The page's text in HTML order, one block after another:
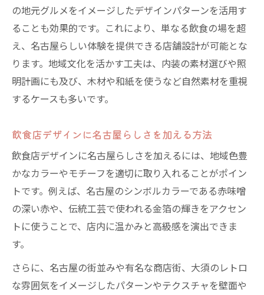
の地元グルメをイメージしたデザインパターンを活用す
ることも効果的です。これにより、単なる飲食の場を超
え、名古屋らしい体験を提供できる店舗設計が可能とな
ります。地域文化を活かす工夫は、内装の素材選びや照
明計画にも及び、木材や和紙を使うなど自然素材を重視
するケースも多いです。
飲食店デザインに名古屋らしさを加える方法
飲食店デザインに名古屋らしさを加えるには、地域色豊
かなカラーやモチーフを適切に取り入れることがポイン
トです。例えば、名古屋のシンボルカラーである赤味噌
の深い赤や、伝統工芸で使われる金箔の輝きをアクセン
トに使うことで、店内に温かみと高級感を演出できま
す。
さらに、名古屋の街並みや有名な商店街、大須のレトロ
な雰囲気をイメージしたパターンやテクスチャを壁面や